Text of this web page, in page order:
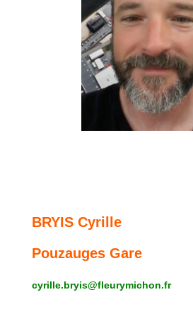
BRYIS Cyrille
Pouzauges Gare
cyrille.bryis@fleurymichon.fr